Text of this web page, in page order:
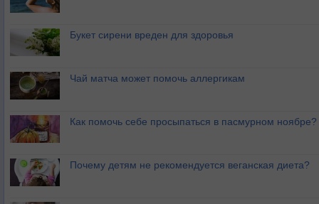
Букет сирени вреден для здоровья
Чай матча может помочь аллергикам
Как помочь себе просыпаться в пасмурном ноябре?
Почему детям не рекомендуется веганская диета?